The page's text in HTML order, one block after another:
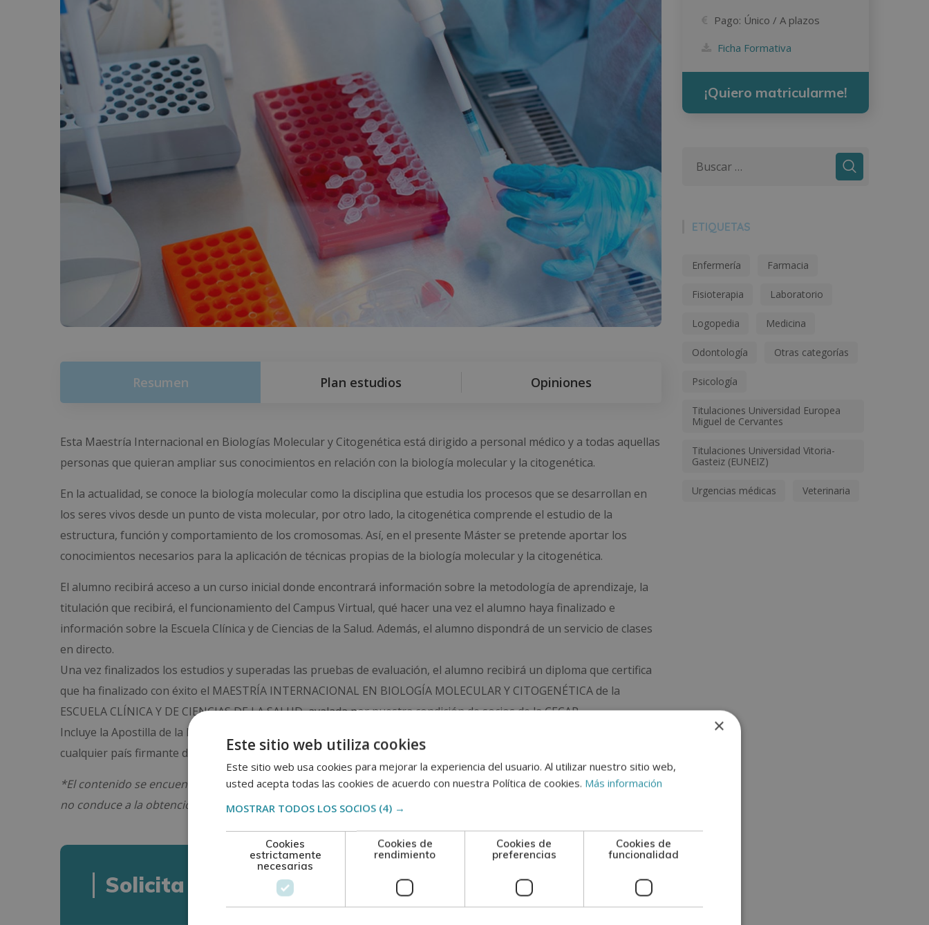
Resumen Plan estudios Opiniones
Esta Maestría Internacional en Biologías Molecular y Citogenética está dirigido a personal médico y a todas aquellas
personas que quieran ampliar sus conocimientos en relación con la biología molecular y la citogenética.
En la actualidad, se conoce la biología molecular como la disciplina que estudia los procesos que se desarrollan en
los seres vivos desde un punto de vista molecular, por otro lado, la citogenética comprende el estudio de la
estructura, función y comportamiento de los cromosomas. Así, en el presente Máster se pretende aportar los
conocimientos necesarios para la aplicación de técnicas propias de la biología molecular y la citogenética.
El alumno recibirá acceso a un curso inicial donde encontrará información sobre la metodología de aprendizaje, la
titulación que recibirá, el funcionamiento del Campus Virtual, qué hacer una vez el alumno haya finalizado e
información sobre la Escuela Clínica y de Ciencias de la Salud. Además, el alumno dispondrá de un servicio de clases
en directo.
Una vez finalizados los estudios y superadas las pruebas de evaluación, el alumno recibirá un diploma que certifica
que ha finalizado con éxito el MAESTRÍA INTERNACIONAL EN BIOLOGÍA MOLECULAR Y CITOGENÉTICA de la
ESCUELA CLÍNICA Y DE CIENCIAS DE LA SALUD, avalada por nuestra condición de socios de la CECAP.
Incluye la Apostilla de la Haya, mediante la que se reconoce y garantiza la autenticidad y validez del Diploma en
cualquier país firmante del convenio.
*El contenido se encuentra orientado hacia la adquisición de formación teórica complementaria. Esta formación
no conduce a la obtención de una titulación oficial.
Solicita información
Pago: Único / A plazos
Ficha Formativa
¡Quiero matricularme!
ETIQUETAS
Enfermería Farmacia
Fisioterapia Laboratorio
Logopedia Medicina
Odontología Otras categorías
Psicología
Titulaciones Universidad Europea
Miguel de Cervantes
Titulaciones Universidad Vitoria-
Gasteiz (EUNEIZ)
Urgencias médicas Veterinaria
×
Este sitio web utiliza cookies
Este sitio web usa cookies para mejorar la experiencia del usuario. Al utilizar nuestro sitio web,
usted acepta todas las cookies de acuerdo con nuestra Política de cookies. Más información
MOSTRAR TODOS LOS SOCIOS (4) →
Cookies
estrictamente
necesarias
Cookies de
rendimiento
Cookies de
preferencias
Cookies de
funcionalidad